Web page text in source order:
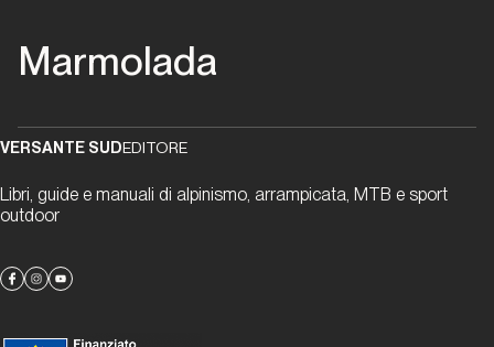
altro!
Sulla
Sud
Bobo
passato al
presente
Marmolada
VERSANTE SUDEDITORE
Libri, guide e manuali di alpinismo, arrampicata, MTB e sport
outdoor